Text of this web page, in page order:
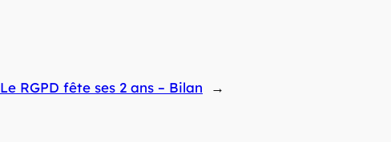
Le RGPD fête ses 2 ans – Bilan →